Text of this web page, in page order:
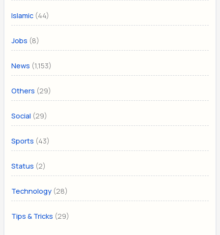
Islamic (44)
Jobs (8)
News (1,153)
Others (29)
Social (29)
Sports (43)
Status (2)
Technology (28)
Tips & Tricks (29)